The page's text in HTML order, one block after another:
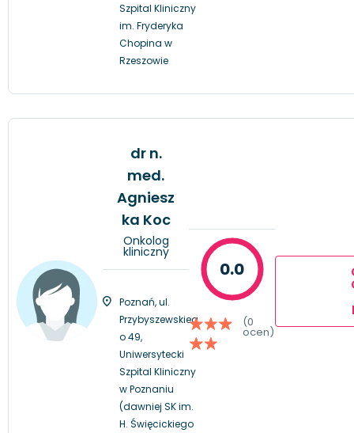
Szpital Kliniczny
im. Fryderyka
Chopina w
Rzeszowie
dr n.
med.
Agniesz
ka Koc
Onkolog
kliniczny
Poznań, ul.
Przybyszewskieg
o 49,
Uniwersytecki
Szpital Kliniczny
w Poznaniu
(dawniej SK im.
H. Święcickiego
0.0
(0
ocen)